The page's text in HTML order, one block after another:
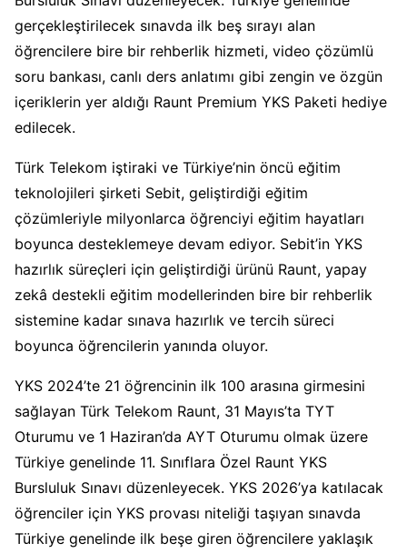
gerçekleştirilecek sınavda ilk beş sırayı alan
öğrencilere bire bir rehberlik hizmeti, video çözümlü
soru bankası, canlı ders anlatımı gibi zengin ve özgün
içeriklerin yer aldığı Raunt Premium YKS Paketi hediye
edilecek.
Türk Telekom iştiraki ve Türkiye’nin öncü eğitim
teknolojileri şirketi Sebit, geliştirdiği eğitim
çözümleriyle milyonlarca öğrenciyi eğitim hayatları
boyunca desteklemeye devam ediyor. Sebit’in YKS
hazırlık süreçleri için geliştirdiği ürünü Raunt, yapay
zekâ destekli eğitim modellerinden bire bir rehberlik
sistemine kadar sınava hazırlık ve tercih süreci
boyunca öğrencilerin yanında oluyor.
YKS 2024’te 21 öğrencinin ilk 100 arasına girmesini
sağlayan Türk Telekom Raunt, 31 Mayıs’ta TYT
Oturumu ve 1 Haziran’da AYT Oturumu olmak üzere
Türkiye genelinde 11. Sınıflara Özel Raunt YKS
Bursluluk Sınavı düzenleyecek. YKS 2026’ya katılacak
öğrenciler için YKS provası niteliği taşıyan sınavda
Türkiye genelinde ilk beşe giren öğrencilere yaklaşık